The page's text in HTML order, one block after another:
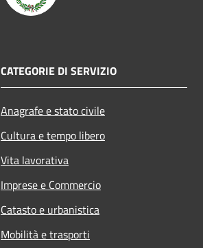
CATEGORIE DI SERVIZIO
Anagrafe e stato civile
Cultura e tempo libero
Vita lavorativa
Imprese e Commercio
Catasto e urbanistica
Mobilità e trasporti